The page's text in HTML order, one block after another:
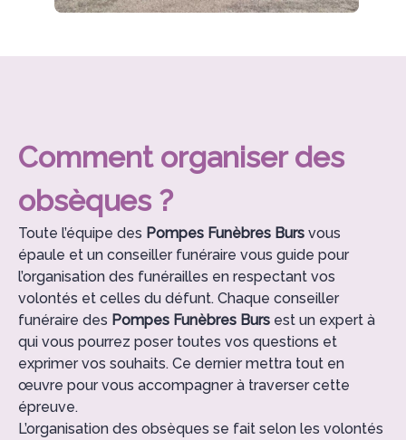
Comment organiser des
obsèques ?
Toute l’équipe des Pompes Funèbres Burs vous
épaule et un conseiller funéraire vous guide pour
l’organisation des funérailles en respectant vos
volontés et celles du défunt. Chaque conseiller
funéraire des Pompes Funèbres Burs est un expert à
qui vous pourrez poser toutes vos questions et
exprimer vos souhaits. Ce dernier mettra tout en
œuvre pour vous accompagner à traverser cette
épreuve.
L’organisation des obsèques se fait selon les volontés